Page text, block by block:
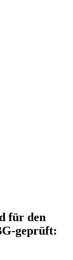
für den
geprüft: